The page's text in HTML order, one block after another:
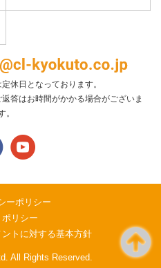
休日となっております。
答はお時間がかかる場合がございま
。
All Rights Reserved.
ーポリシー
リシー
トに対する基本方針